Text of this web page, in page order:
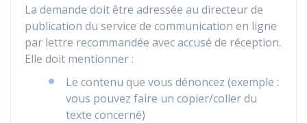
La demande doit être adressée au directeur de
publication du service de communication en ligne
par lettre recommandée avec accusé de réception.
Elle doit mentionner :
Le contenu que vous dénoncez (exemple :
vous pouvez faire un copier/coller du
texte concerné)